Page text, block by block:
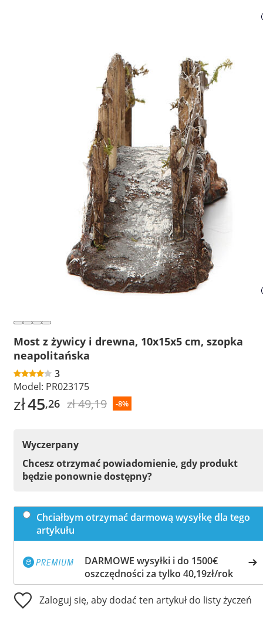
Most z żywicy i drewna, 10x15x5 cm, szopka
neapolitańska
3
Model: PR023175
zł45,26 zł 49,19 -8%
Wyczerpany
Chcesz otrzymać powiadomienie, gdy produkt
będzie ponownie dostępny?
Chciałbym otrzymać darmową wysyłkę dla tego
artykułu
DARMOWE wysyłki i do 1500€
oszczędności za tylko 40,19zł/rok
Zaloguj się, aby dodać ten artykuł do listy życzeń